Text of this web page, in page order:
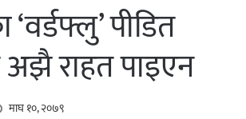
पीडित
राहत पाइएन
माघ १०, २०७९